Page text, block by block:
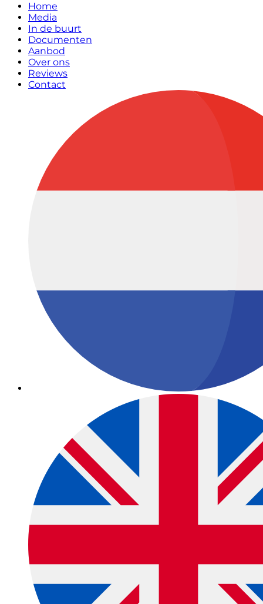
Home
Media
In de buurt
Documenten
Aanbod
Over ons
Reviews
Contact